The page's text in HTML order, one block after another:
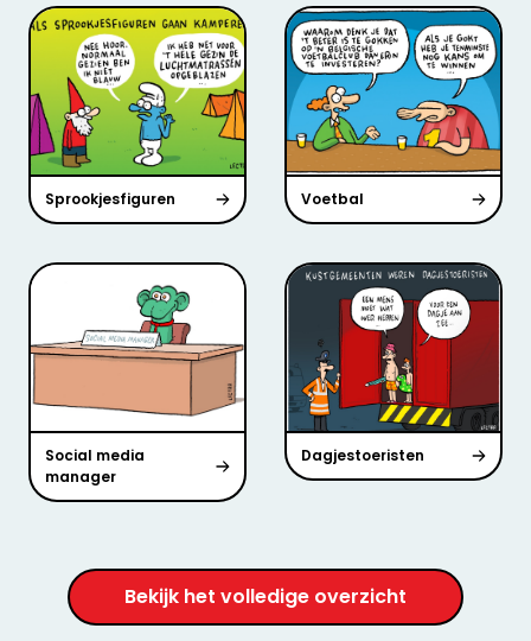
Sprookjesfiguren Voetbal
Social media
manager
Dagjestoeristen
Bekijk het volledige overzicht